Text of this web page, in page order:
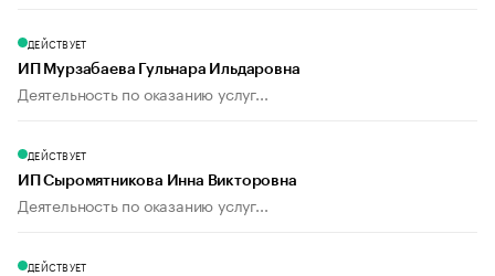
ДЕЙСТВУЕТ
ИП Мурзабаева Гульнара Ильдаровна
Деятельность по оказанию услуг...
ДЕЙСТВУЕТ
ИП Сыромятникова Инна Викторовна
Деятельность по оказанию услуг...
ДЕЙСТВУЕТ